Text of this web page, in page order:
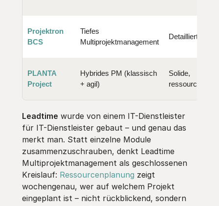
Projektron
BCS
Tiefes
Multiprojektmanagement
Detailliert,
PLANTA
Project
Hybrides PM (klassisch
+ agil)
Solide,
Leadtime wurde von einem IT-Dienstleister
für IT-Dienstleister gebaut – und genau das
merkt man. Statt einzelne Module
zusammenzuschrauben, denkt Leadtime
Multiprojektmanagement als geschlossenen
Kreislauf: Ressourcenplanung zeigt
wochengenau, wer auf welchem Projekt
eingeplant ist – nicht rückblickend, sondern